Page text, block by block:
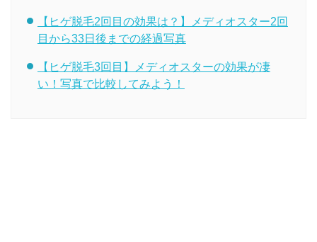
【ヒゲ脱毛2回目の効果は？】メディオスター2回
目から33日後までの経過写真
【ヒゲ脱毛3回目】メディオスターの効果が凄
い！写真で比較してみよう！